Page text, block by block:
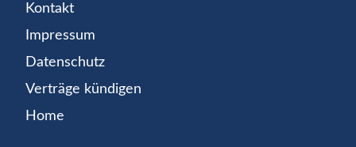
Kontakt
Impressum
Datenschutz
Verträge kündigen
Home